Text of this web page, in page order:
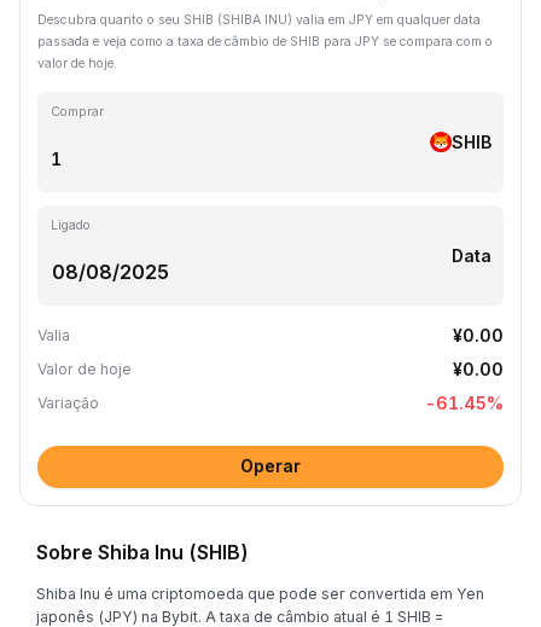
Descubra quanto o seu SHIB (SHIBA INU) valia em JPY em qualquer data
passada e veja como a taxa de câmbio de SHIB para JPY se compara com o
valor de hoje.
Comprar
SHIB
Ligado
Data
Valia ¥0.00
Valor de hoje ¥0.00
Variação -61.45%
Operar
Sobre Shiba Inu (SHIB)
Shiba Inu é uma criptomoeda que pode ser convertida em Yen
japonês (JPY) na Bybit. A taxa de câmbio atual é 1 SHIB =